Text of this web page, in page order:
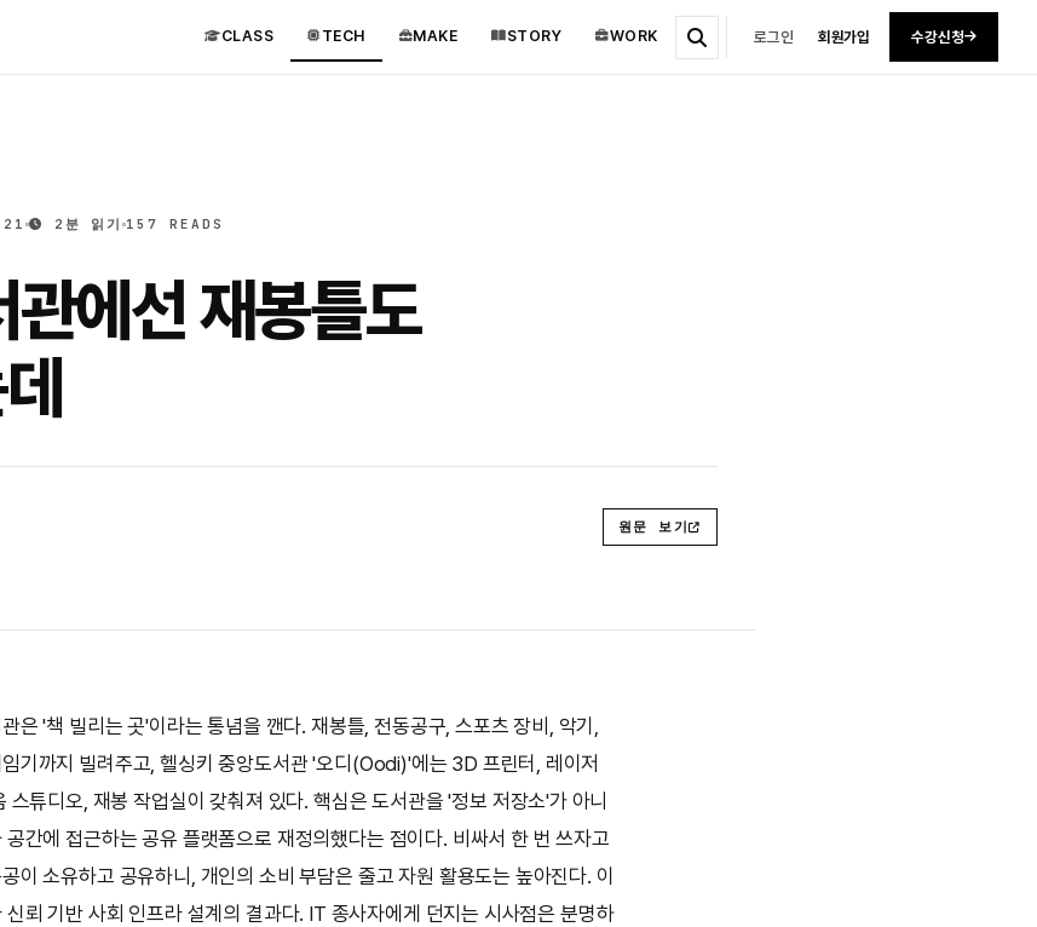
CLASS TECH MAKE STORY WORK 로그인 회원가입 수강신청
2분 읽기 157 READS
에선 재봉틀도
원문 보기
은 '책 빌리는 곳'이라는 통념을 깬다. 재봉틀, 전동공구, 스포츠 장비, 악기,
기까지 빌려주고, 헬싱키 중앙도서관 '오디(Oodi)'에는 3D 프린터, 레이저
스튜디오, 재봉 작업실이 갖춰져 있다. 핵심은 도서관을 '정보 저장소'가 아니
간에 접근하는 공유 플랫폼으로 재정의했다는 점이다. 비싸서 한 번 쓰자고
이 소유하고 공유하니, 개인의 소비 부담은 줄고 자원 활용도는 높아진다. 이
뢰 기반 사회 인프라 설계의 결과다. IT 종사자에게 던지는 시사점은 분명하